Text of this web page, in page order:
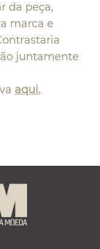
da peça,
marca e
juntamente
aqui.